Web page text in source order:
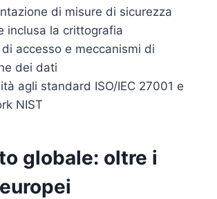
di misure di sicurezza
inclusa la crittografia
accesso e meccanismi di
dei dati
agli standard ISO/IEC 27001 e
NIST
globale: oltre i